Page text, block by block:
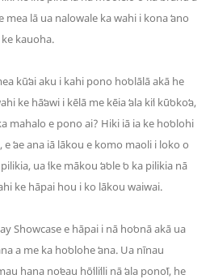
lā ua nalowale ka wahi i kona ʻano
ke kauoha.
kūʻai aku i kahi pono hoʻolālā akā he
hāʻawi i kēlā me kēia ʻala kiʻi kūʻokoʻa,
mahalo e pono ai? Hiki iā ia ke hoʻolohi
ʻae ana iā lākou e komo maoli i loko o
ua ʻike mākou ʻaʻole ʻo ka pilikia nā
ke hāpai hou i ko lākou waiwai.
Showcase e hāpai i nā hoʻonā akā ua
a me ka hoʻolohe ʻana. Ua nīnau
hana noʻeau hōʻiliʻili nā ʻala ponoʻī, he